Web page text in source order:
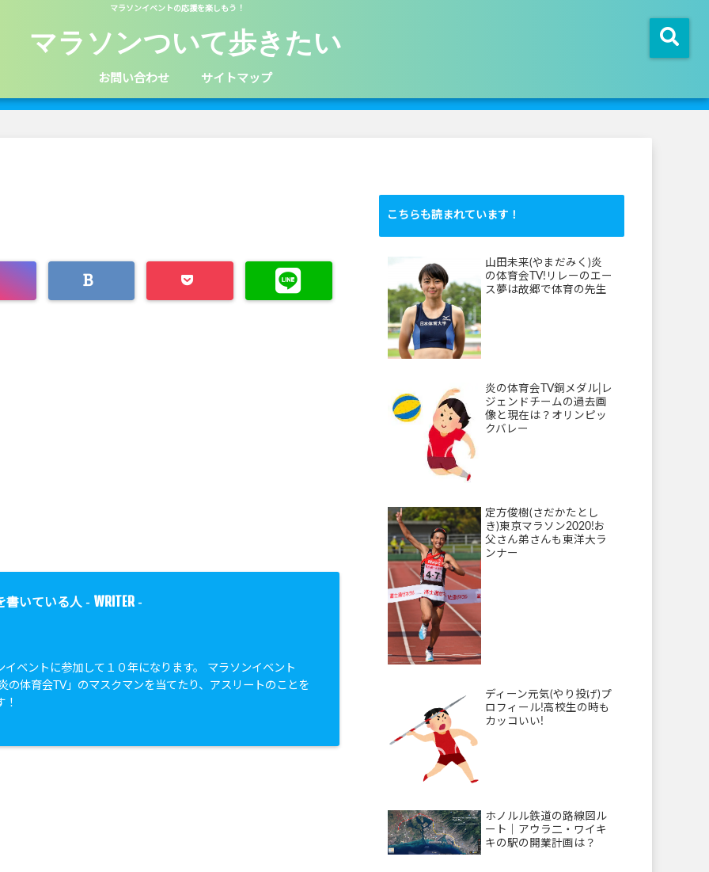
マラソンイベントの応援を楽しもう！
マラソンついて歩きたい
お問い合わせ サイトマップ
書いている人 - WRITER -
イベントに参加して１０年になります。 マラソンイベント
の体育会TV」のマスクマンを当てたり、アスリートのことを
！
こちらも読まれています！
山田未来(やまだみく)炎
の体育会TV!リレーのエー
ス夢は故郷で体育の先生
炎の体育会TV銅メダル|レ
ジェンドチームの過去画
像と現在は？オリンピッ
クバレー
定方俊樹(さだかたとし
き)東京マラソン2020!お
父さん弟さんも東洋大ラ
ンナー
ディーン元気(やり投げ)プ
ロフィール!高校生の時も
カッコいい!
ホノルル鉄道の路線図ル
ート｜アウラ二・ワイキ
キの駅の開業計画は？